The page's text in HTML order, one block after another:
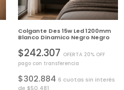
Colgante Des 15w Led 1200mm
Blanco Dinamico Negro Negro
$242.307 OFERTA 20% OFF
pago con transferencia
$302.884 6 cuotas sin interés
de $50.481